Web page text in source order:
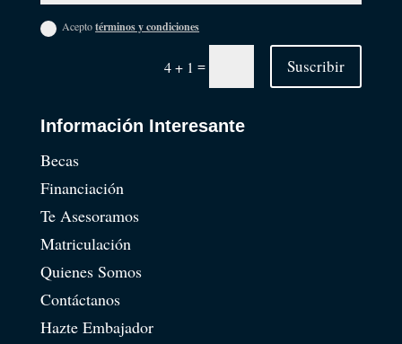
Aceptotérminos y condiciones
4 + 1 = Suscribir
Información Interesante
Becas
Financiación
Te Asesoramos
Matriculación
Quienes Somos
Contáctanos
Hazte Embajador